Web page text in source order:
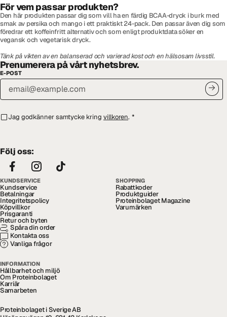
För vem passar produkten?
Den här produkten passar dig som vill ha en färdig BCAA-dryck i burk med
smak av persika och mango i ett praktiskt 24-pack. Den passar även dig som
föredrar ett koffeinfritt alternativ och som enligt produktdata söker en
vegansk och vegetarisk dryck.
Tänk på vikten av en balanserad och varierad kost och en hälsosam livsstil.
Prenumerera på vårt nyhetsbrev.
E-POST
Jag godkänner samtycke kring villkoren. *
Följ oss:
KUNDSERVICE
Kundservice
Betalningar
Integritetspolicy
Köpvillkor
Prisgaranti
Retur och byten
Spåra din order
Kontakta oss
Vanliga frågor
SHOPPING
Rabattkoder
Produktguider
Proteinbolaget Magazine
Varumärken
INFORMATION
Hållbarhet och miljö
Om Proteinbolaget
Karriär
Samarbeten
Proteinbolaget i Sverige AB